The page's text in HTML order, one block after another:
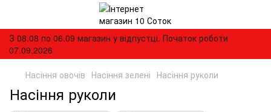
З 08.08 по 06.09 магазин у відпустці. Початок роботи
07.09.2026
Насіння овочів Насіння зелені Насіння руколи
Насіння руколи